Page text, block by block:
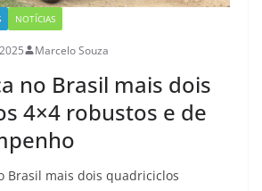
NOTÍCIAS
Marcelo Souza
no Brasil mais dois
4×4 robustos e de
Brasil mais dois quadriciclos